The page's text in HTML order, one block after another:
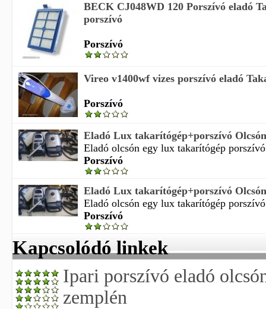
BECK CJ048WD 120 Porszívó eladó
porszívó
Porszívó
Vireo v1400wf vizes porszívó eladó
Porszívó
Eladó Lux takarítógép+porszívó
Eladó olcsón egy lux takarítógép
Porszívó
Eladó Lux takarítógép+porszívó
Eladó olcsón egy lux takarítógép
Porszívó
Kapcsolódó linkek
Ipari porszívó eladó
zemplén